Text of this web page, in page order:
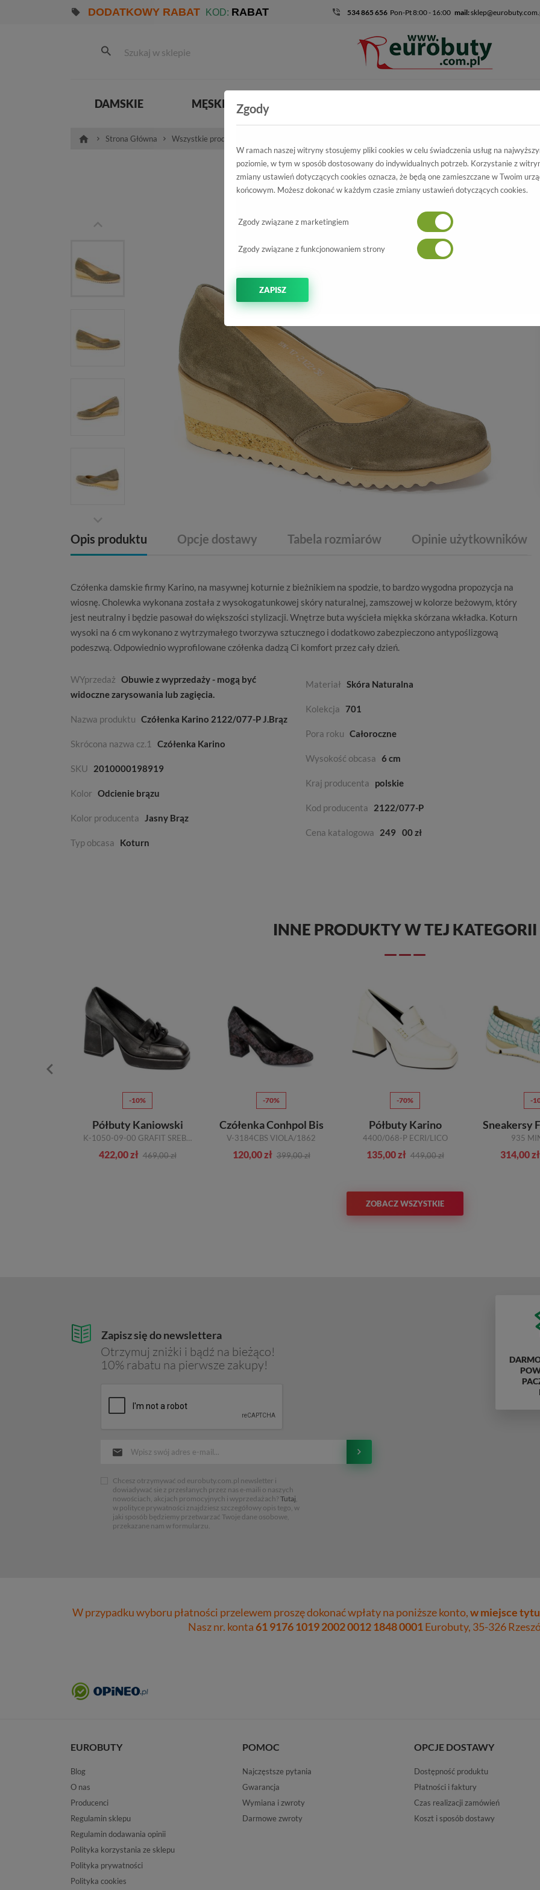
DODATKOWY RABAT KOD: RABAT 534 865 656 Pon-Pt 8:00 - 16:00 mail:
DAMSKIE MĘSKIE
Strona Główna Wszystkie produkty
Czółenka Karino
2122/077-P J.Brąz
-70%
Opis produktu Opcje dostawy Tabela rozmiarów Opinie użytkowników
Czółenka damskie firmy Karino, na masywnej koturnie z bieżnikiem na spodzie, to bardzo wygodna propozycja na
wiosnę. Cholewka wykonana została z wysokogatunkowej skóry naturalnej, zamszowej w kolorze beżowym, który
jest neutralny i będzie pasował do większości stylizacji. Wnętrze buta wyścieła miękka skórzana wkładka. Koturn
wysoki na 6 cm wykonano z wytrzymałego tworzywa sztucznego i dodatkowo zabezpieczono antypoślizgową
podeszwą. Odpowiednio wyprofilowane czółenka dadzą Ci komfort przez cały dzień.
WYprzedaż Obuwie z wyprzedaży - mogą być
widoczne zarysowania lub zagięcia.
Nazwa produktu Czółenka Karino 2122/077-P J.Brąz
Skrócona nazwa cz.1 Czółenka Karino
SKU 2010000198919
Kolor Odcienie brązu
Kolor producenta Jasny Brąz
Typ obcasa Koturn
Materiał Skóra Naturalna
Kolekcja 701
Pora roku Całoroczne
Wysokość obcasa 6 cm
Kraj producenta polskie
Kod producenta 2122/077-P
Cena katalogowa 249 00 zł
INNE PRODUKTY W TEJ KATEGORII
-10%
Półbuty Kaniowski
K-1050-09-00 GRAFIT SREBRO
422,00 zł 469,00 zł
-70%
Czółenka Conhpol Bis
V-3184CBS VIOLA/1862
120,00 zł 399,00 zł
-70%
Półbuty Karino
4400/068-P ECRI/LICO
135,00 zł 449,00 zł
-
Sneakersy
935
314,00 zł
ZOBACZ WSZYSTKIE
Zapisz się do newslettera
Otrzymuj zniżki i bądź na bieżąco!
10% rabatu na pierwsze zakupy!
Chcesz otrzymywać od eurobuty.com.pl newsletter i
dowiadywać sie z przesłanych przez nas e-maili o naszych
nowościach, akcjach promocyjnych i wyprzedażach? Tutaj,
w polityce prywatności znajdziesz szczegółowy opis tego, w
jaki sposób będziemy przetwarzać Twoje dane osobowe,
przekazane nam w formularzu.
W przypadku wyboru płatności przelewem proszę dokonać wpłaty na poniższe konto,w miejsce
Nasz nr. konta61 9176 1019 2002 0012 1848 0001Eurobuty, 35-326
EUROBUTY
Blog
O nas
Producenci
Regulamin sklepu
Regulamin dodawania opinii
Polityka korzystania ze sklepu
Polityka prywatności
Polityka cookies
POMOC
Najczęstsze pytania
Gwarancja
Wymiana i zwroty
Darmowe zwroty
OPCJE DOSTAWY
Dostępność produktu
Płatności i faktury
Czas realizacji zamówień
Koszt i sposób dostawy
Zgody
W ramach naszej witryny stosujemy pliki cookies w celu świadczenia usług na
poziomie, w tym w sposób dostosowany do indywidualnych potrzeb. Korzystanie z
zmiany ustawień dotyczących cookies oznacza, że będą one zamieszczane w Twoim
końcowym. Możesz dokonać w każdym czasie zmiany ustawień dotyczących cookies.
Zgody związane z marketingiem
Zgody związane z funkcjonowaniem strony
ZAPISZ